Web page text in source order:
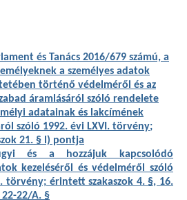
és Tanács 2016/679 számú, a
a személyes adatok
történő védelméről és az
áramlásáról szól ó rendelete
adatainak és lakcímének
szóló 1992. évi LXVI. törvény;
21. § l) pontja
és a hozzájuk kapcsolódó
kezeléséről és védelméről szóló
törvény; érintett szakaszok 4. §, 16.
22-22/A. §